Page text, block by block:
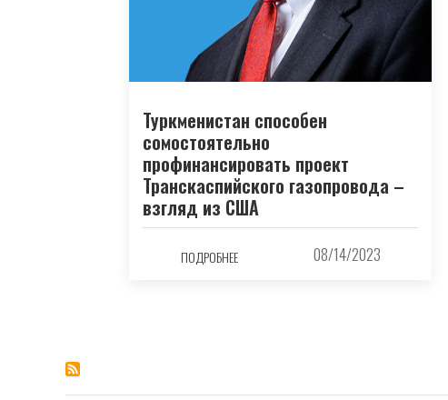
Туркменистан способен
сомостоятельно
профинансировать проект
Транскаспийского газопровода –
взгляд из США
ПОДРОБНЕЕ 08/14/2023